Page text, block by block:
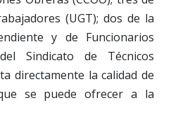
(UGT); dos de la
y de Funcionarios
Sindicato de Técnicos
directamente la calidad de
se puede ofrecer a la